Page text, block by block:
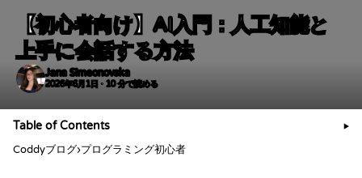
【初心者向け】AI入門：人工知能と
上手に会話する方法
Jana Simeonovska
2026年6月1日 · 10 分で読める
Table of Contents ▶
Coddyブログ›プログラミング初心者